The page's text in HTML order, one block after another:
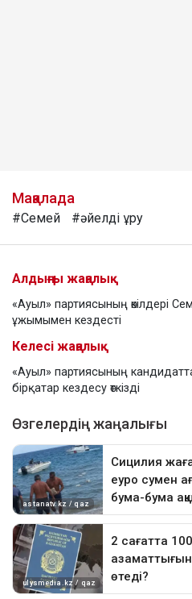
Мақалада
#Семей #әйелді ұру
Алдыңғы жаңалық
«Ауыл» партиясының өкілдері
ұжымымен кездесті
Келесі жаңалық
«Ауыл» партиясының
бірқатар кездесу өткізді